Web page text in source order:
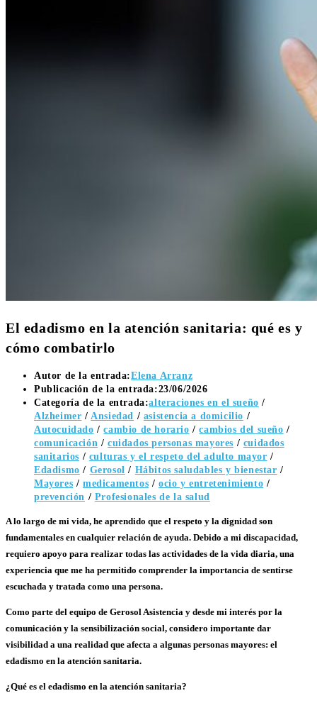
El edadismo en la atención sanitaria: qué es y
cómo combatirlo
Autor de la entrada:Elena Arranz
Publicación de la entrada:23/06/2026
Categoría de la entrada:alteraciones en el sueño /
Alzheimer / Ansiedad / asistencia a domicilio /
Autocuidado / cambio de horario / cambios del sueño /
comunicación / cuidados personas mayores / cuidados
sanitarios / culturas y el respeto del adulto mayor /
Edadismo / Gerosol / Hábitos saludables y bienestar /
Mayores / medicamentos / ocio y entretenimiento /
prevención / Profesionales de la salud
A lo largo de mi vida, he aprendido que el respeto y la dignidad son
fundamentales en cualquier relación de ayuda. Debido a mi discapacidad,
requiero apoyo para realizar todas las actividades de la vida diaria, una
experiencia que me ha permitido comprender la importancia de sentirse
escuchada y tratada como una persona.
Como parte del equipo de Gerosol Asistencia y desde mi interés por la
comunicación y la sensibilización social, considero importante dar
visibilidad a una realidad que afecta a algunas personas mayores: el
edadismo en la atención sanitaria.
¿Qué es el edadismo en la atención sanitaria?